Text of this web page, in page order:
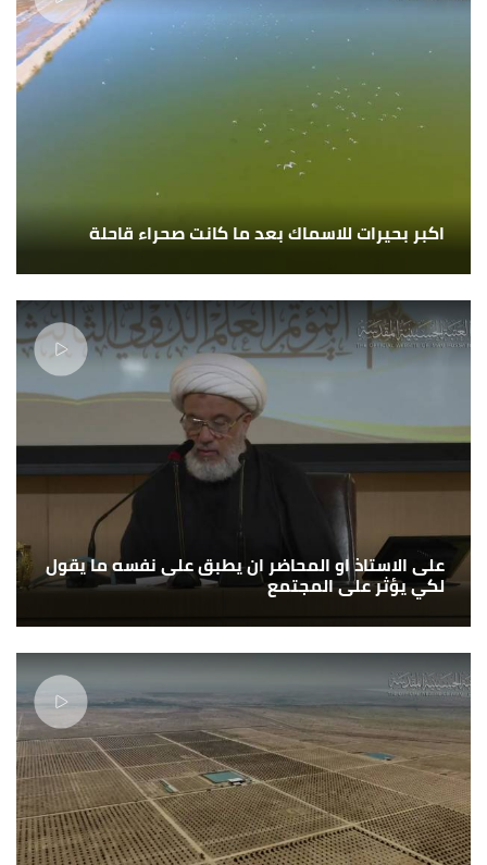
اكبر بحيرات للاسماك بعد ما كانت صحراء قاحلة
على الاستاذ او المحاضر ان يطبق على نفسه ما يقول
لكي يؤثر على المجتمع